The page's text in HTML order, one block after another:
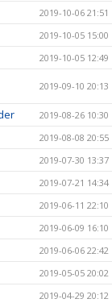
2019-10-06 21:51
2019-10-05 15:00
2019-10-05 12:49
2019-09-10 20:13
2019-08-26 10:30
2019-08-08 20:55
2019-07-30 13:37
2019-07-21 14:34
2019-06-11 22:10
2019-06-09 16:10
2019-06-06 22:42
2019-05-05 20:02
2019-04-29 20:12